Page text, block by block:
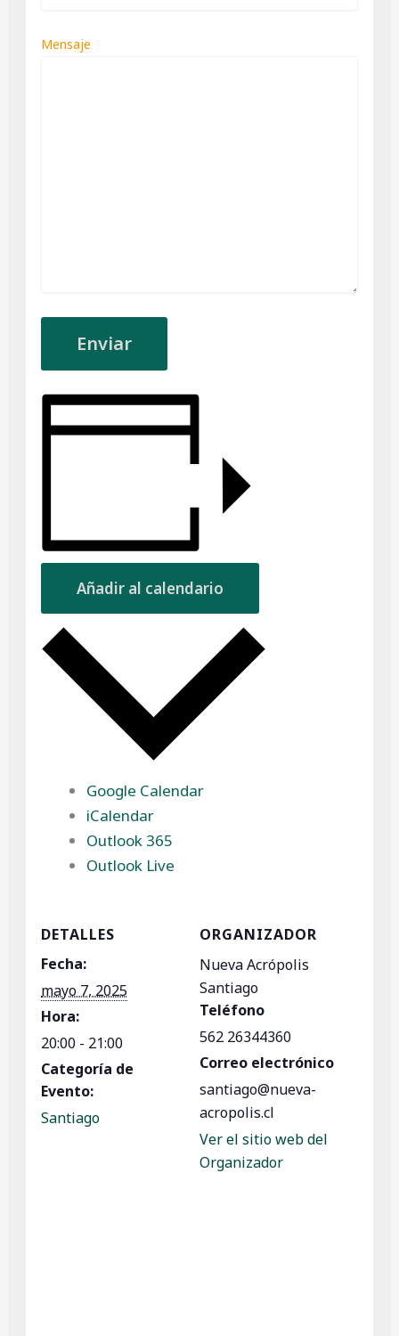
Mensaje
Añadir al calendario
Google Calendar
iCalendar
Outlook 365
Outlook Live
DETALLES
Fecha:
mayo 7, 2025
Hora:
20:00 - 21:00
Categoría de
Evento:
Santiago
ORGANIZADOR
Nueva Acrópolis
Santiago
Teléfono
562 26344360
Correo electrónico
santiago@nueva-
acropolis.cl
Ver el sitio web del
Organizador